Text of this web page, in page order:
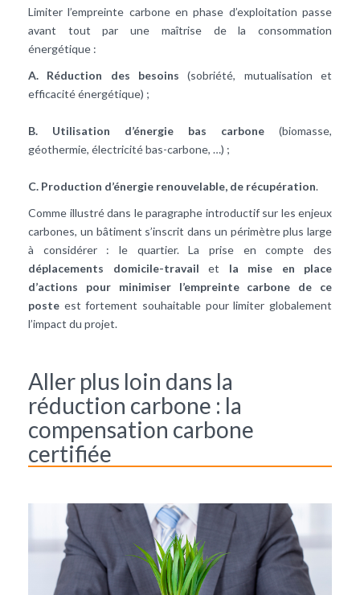
Limiter l’empreinte carbone en phase d’exploitation passe
avant tout par une maîtrise de la consommation
énergétique :
A. Réduction des besoins (sobriété, mutualisation et
efficacité énergétique) ;
B. Utilisation d’énergie bas carbone (biomasse,
géothermie, électricité bas-carbone, …) ;
C. Production d’énergie renouvelable, de récupération.
Comme illustré dans le paragraphe introductif sur les enjeux
carbones, un bâtiment s’inscrit dans un périmètre plus large
à considérer : le quartier. La prise en compte des
déplacements domicile-travail et la mise en place
d’actions pour minimiser l’empreinte carbone de ce
poste est fortement souhaitable pour limiter globalement
l’impact du projet.
Aller plus loin dans la
réduction carbone : la
compensation carbone
certifiée